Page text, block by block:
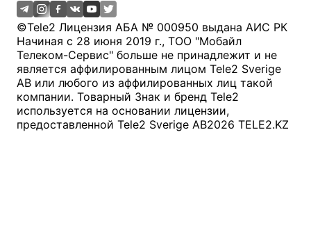
©Tele2 Лицензия АБА № 000950 выдана АИС РК
Начиная с 28 июня 2019 г., ТОО "Мобайл
Телеком-Сервис" больше не принадлежит и не
является аффилированным лицом Tele2 Sverige
AB или любого из аффилированных лиц такой
компании. Товарный Знак и бренд Tele2
используется на основании лицензии,
предоставленной Tele2 Sverige AB2026 TELE2.KZ